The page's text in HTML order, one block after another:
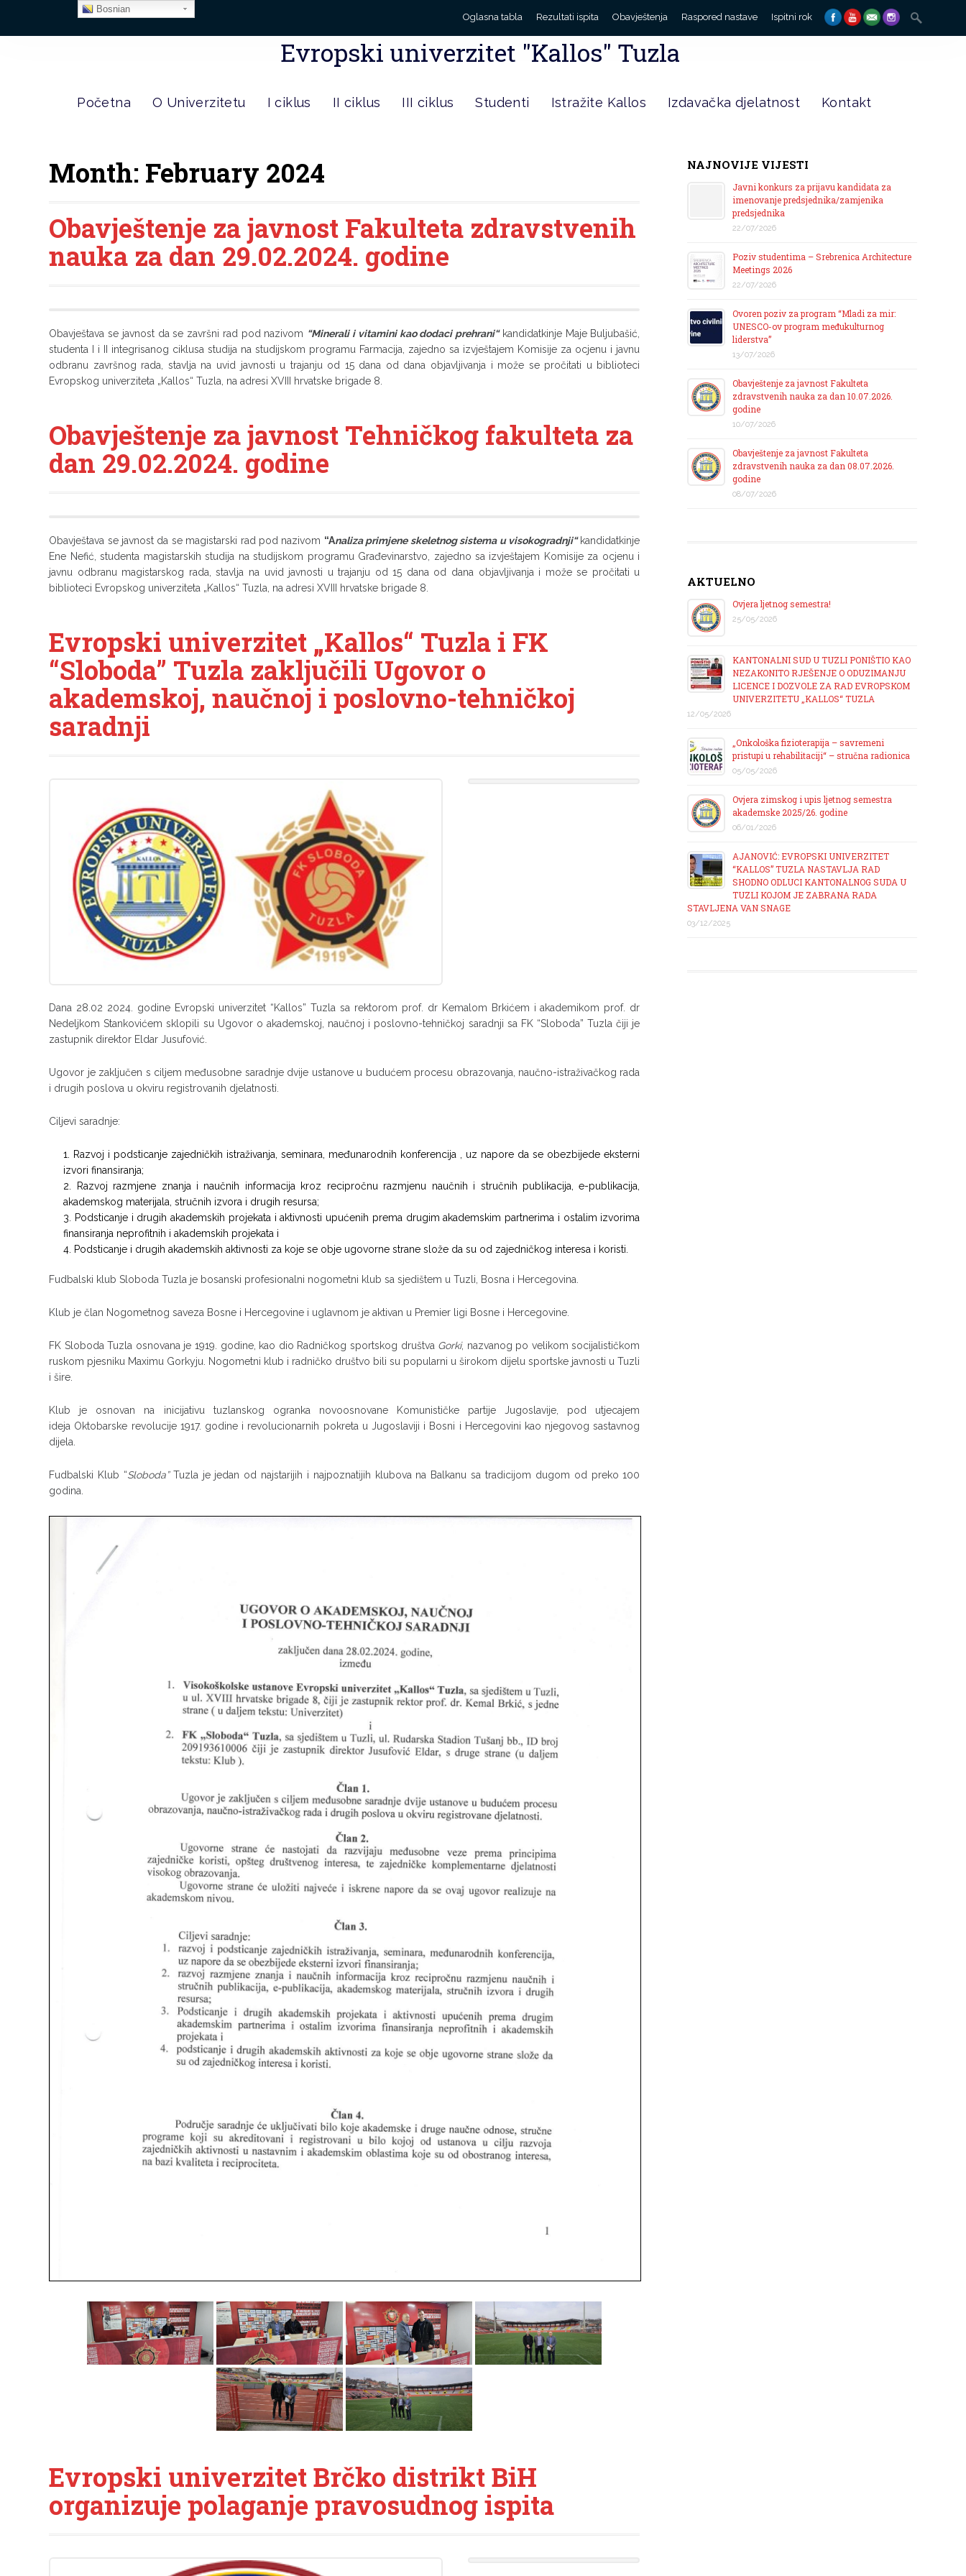
Oglasna tabla Rezultati ispita Obavještenja Raspored nastave Ispitni rok
Search
for:
Evropski univerzitet "Kallos" Tuzla
Početna O Univerzitetu I ciklus II ciklus III ciklus Studenti Istražite Kallos Izdavačka djelatnost Kontakt
Month: February 2024
Obavještenje za javnost Fakulteta zdravstvenih
nauka za dan 29.02.2024. godine
Obavještava se javnost da se završni rad pod nazivom “Minerali i vitamini kao dodaci prehrani“kandidatkinje Maje Buljubašić,
studenta I i II integrisanog ciklusa studija na studijskom programu Farmacija, zajedno sa izvještajem Komisije za ocjenu i javnu
odbranu završnog rada, stavlja na uvid javnosti u trajanju od 15 dana od dana objavljivanja i može se pročitati u biblioteci
Evropskog univerziteta „Kallos“ Tuzla, na adresi XVIII hrvatske brigade 8.
Obavještenje za javnost Tehničkog fakulteta za
dan 29.02.2024. godine
Obavještava se javnost da se magistarski rad pod nazivom “Analiza primjene skeletnog sistema u visokogradnji“kandidatkinje
Ene Nefić, studenta magistarskih studija na studijskom programu Građevinarstvo, zajedno sa izvještajem Komisije za ocjenu i
javnu odbranu magistarskog rada, stavlja na uvid javnosti u trajanju od 15 dana od dana objavljivanja i može se pročitati u
biblioteci Evropskog univerziteta „Kallos“ Tuzla, na adresi XVIII hrvatske brigade 8.
Evropski univerzitet „Kallos“ Tuzla i FK
“Sloboda” Tuzla zaključili Ugovor o
akademskoj, naučnoj i poslovno-tehničkoj
saradnji
Dana 28.02 2024. godine Evropski univerzitet “Kallos” Tuzla sa rektorom prof. dr Kemalom Brkićem i akademikom prof. dr
Nedeljkom Stankovićem sklopili su Ugovor o akademskoj, naučnoj i poslovno-tehničkoj saradnji sa FK “Sloboda” Tuzla čiji je
zastupnik direktor Eldar Jusufović.
Ugovor je zaključen s ciljem međusobne saradnje dvije ustanove u budućem procesu obrazovanja, naučno-istraživačkog rada
i drugih poslova u okviru registrovanih djelatnosti.
Ciljevi saradnje:
Razvoj i podsticanje zajedničkih istraživanja, seminara, međunarodnih konferencija , uz napore da se obezbijede eksterni
izvori finansiranja;
Razvoj razmjene znanja i naučnih informacija kroz recipročnu razmjenu naučnih i stručnih publikacija, e-publikacija,
akademskog materijala, stručnih izvora i drugih resursa;
Podsticanje i drugih akademskih projekata i aktivnosti upućenih prema drugim akademskim partnerima i ostalim izvorima
finansiranja neprofitnih i akademskih projekata i
Podsticanje i drugih akademskih aktivnosti za koje se obje ugovorne strane slože da su od zajedničkog interesa i koristi.
Fudbalski klub Sloboda Tuzla je bosanski profesionalni nogometni klub sa sjedištem u Tuzli, Bosna i Hercegovina.
Klub je član Nogometnog saveza Bosne i Hercegovine i uglavnom je aktivan u Premier ligi Bosne i Hercegovine.
FK Sloboda Tuzla osnovana je 1919. godine, kao dio Radničkog sportskog društva Gorki, nazvanog po velikom socijalističkom
ruskom pjesniku Maximu Gorkyju. Nogometni klub i radničko društvo bili su popularni u širokom dijelu sportske javnosti u Tuzli
i šire.
Klub je osnovan na inicijativu tuzlanskog ogranka novoosnovane Komunističke partije Jugoslavije, pod utjecajem
ideja Oktobarske revolucije 1917. godine i revolucionarnih pokreta u Jugoslaviji i Bosni i Hercegovini kao njegovog sastavnog
dijela.
Fudbalski Klub “Sloboda”Tuzla je jedan od najstarijih i najpoznatijih klubova na Balkanu sa tradicijom dugom od preko 100
godina.
Evropski univerzitet Brčko distrikt BiH
organizuje polaganje pravosudnog ispita
NAJNOVIJE VIJESTI
Javni konkurs za prijavu kandidata za
imenovanje predsjednika/zamjenika
predsjednika
22/07/2026
Poziv studentima – Srebrenica Architecture
Meetings 2026
22/07/2026
Ovoren poziv za program “Mladi za mir:
UNESCO-ov program međukulturnog
liderstva”
13/07/2026
Obavještenje za javnost Fakulteta
zdravstvenih nauka za dan 10.07.2026.
godine
10/07/2026
Obavještenje za javnost Fakulteta
zdravstvenih nauka za dan 08.07.2026.
godine
08/07/2026
AKTUELNO
Ovjera ljetnog semestra!
25/05/2026
KANTONALNI SUD U TUZLI PONIŠTIO KAO
NEZAKONITO RJEŠENJE O ODUZIMANJU
LICENCE I DOZVOLE ZA RAD EVROPSKOM
UNIVERZITETU „KALLOS“ TUZLA
12/05/2026
„Onkološka fizioterapija – savremeni
pristupi u rehabilitaciji“ – stručna radionica
05/05/2026
Ovjera zimskog i upis ljetnog semestra
akademske 2025/26. godine
06/01/2026
AJANOVIĆ: EVROPSKI UNIVERZITET
“KALLOS” TUZLA NASTAVLJA RAD
SHODNO ODLUCI KANTONALNOG SUDA U
TUZLI KOJOM JE ZABRANA RADA
STAVLJENA VAN SNAGE
03/12/2025
Bosnian